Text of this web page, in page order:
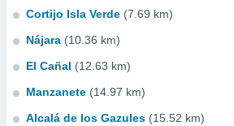
Cortijo Isla Verde (7.69 km)
Nájara (10.36 km)
El Cañal (12.63 km)
Manzanete (14.97 km)
Alcalá de los Gazules (15.52 km)